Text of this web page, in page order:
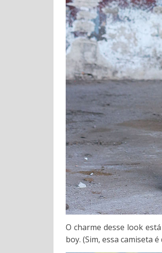
O charme desse look
boy. (Sim, essa camiseta